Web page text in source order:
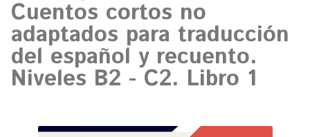
Cuentos cortos no
adaptados para traducción
del español y recuento.
Niveles B2 - C2. Libro 1